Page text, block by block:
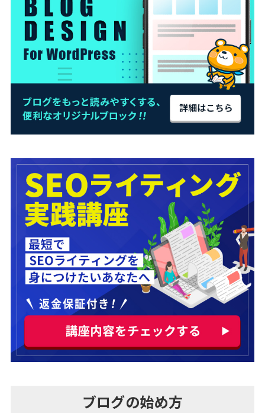
ブログの始め方